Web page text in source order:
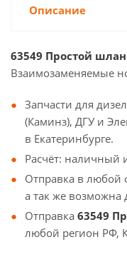
Описание
63549 Простой
Взаимозаменяемые
Запчасти для
(Каминз), ДГУ и
в Екатеринбурге.
Расчёт: наличный
Отправка в любой
а так же возможна
Отправка 63549
любой регион РФ,